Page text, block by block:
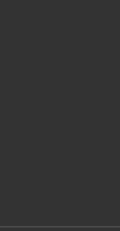
upp till 6